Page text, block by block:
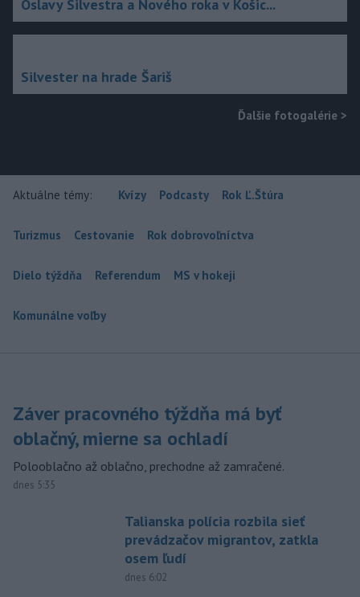
Oslavy Silvestra a Nového roka v Košic...
Silvester na hrade Šariš
Ďalšie fotogalérie >
Aktuálne témy: Kvízy Podcasty Rok Ľ.Štúra
Turizmus Cestovanie Rok dobrovoľníctva
Dielo týždňa Referendum MS v hokeji
Komunálne voľby
Záver pracovného týždňa má byť
oblačný, mierne sa ochladí
Polooblačno až oblačno, prechodne až zamračené.
dnes 5:35
Talianska polícia rozbila sieť
prevádzačov migrantov, zatkla
osem ľudí
dnes 6:02